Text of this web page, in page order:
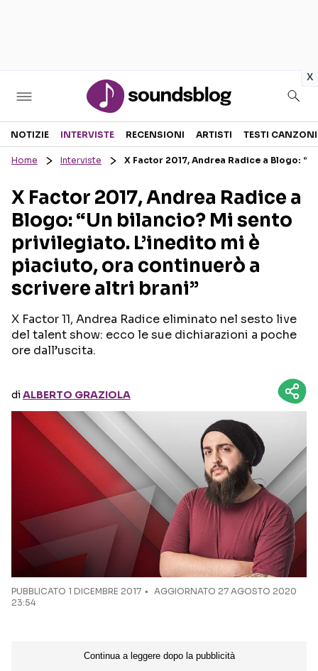
x
Sezioni
RECENSIONI MUSICALI
INTERVISTE
GOSSIP E CURIOSITÀ
TESTI CANZONI
TOUR ED EVENTI
TALENT SHOW
NOTIZIE INTERVISTE RECENSIONI ARTISTI TESTI CANZONI
Home Interviste X Factor 2017, Andrea Radice a Blogo:
X Factor 2017, Andrea Radice a
Blogo: “Un bilancio? Mi sento
privilegiato. L’inedito mi è
piaciuto, ora continuerò a
scrivere altri brani”
X Factor 11, Andrea Radice eliminato nel sesto live
del talent show: ecco le sue dichiarazioni a poche
ore dall’uscita.
diALBERTO GRAZIOLA
PUBBLICATO 1 DICEMBRE 2017
AGGIORNATO 27 AGOSTO 2020
23:54